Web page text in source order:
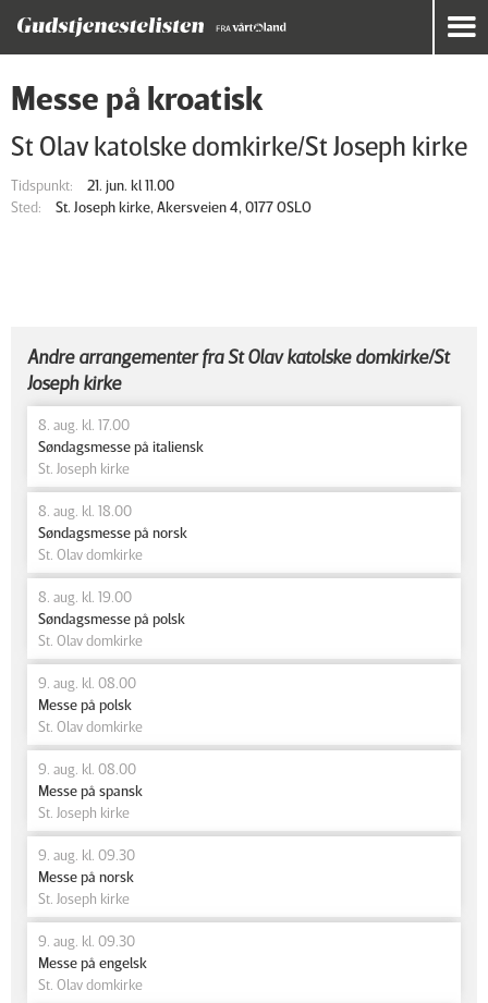
Messe på kroatisk
St Olav katolske domkirke/St Joseph kirke
Tidspunkt:
21. jun. kl 11.00
Sted:
St. Joseph kirke, Akersveien 4, 0177 OSLO
Andre arrangementer fra St Olav katolske domkirke/St
Joseph kirke
8. aug. kl. 17.00
Søndagsmesse på italiensk
St. Joseph kirke
8. aug. kl. 18.00
Søndagsmesse på norsk
St. Olav domkirke
8. aug. kl. 19.00
Søndagsmesse på polsk
St. Olav domkirke
9. aug. kl. 08.00
Messe på polsk
St. Olav domkirke
9. aug. kl. 08.00
Messe på spansk
St. Joseph kirke
9. aug. kl. 09.30
Messe på norsk
St. Joseph kirke
9. aug. kl. 09.30
Messe på engelsk
St. Olav domkirke